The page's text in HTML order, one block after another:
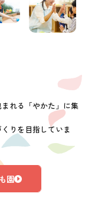
れる「やかた」に集
りを目指していま
園